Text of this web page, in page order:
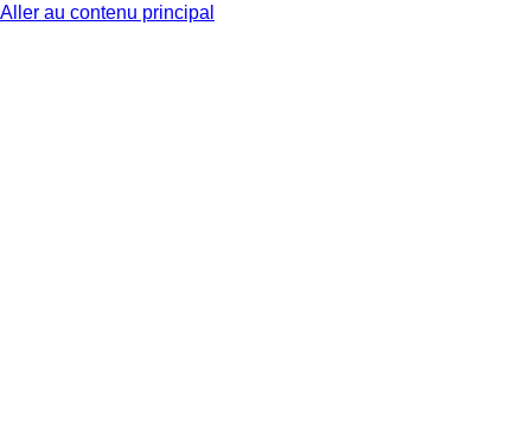
Aller au contenu principal